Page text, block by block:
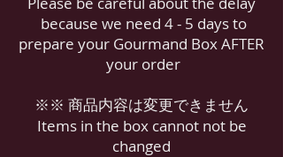
because we need 4 - 5 days to
prepare your Gourmand Box AFTER
your order
※※ 商品内容は変更できません
Items in the box cannot not be
changed